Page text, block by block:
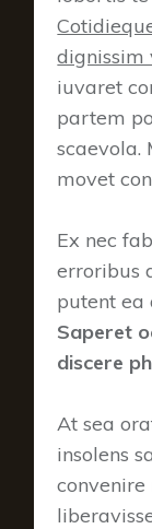
dignissim
iuvaret
partem
scaevola.
movet
Ex nec
erroribus
putent ea
Saperet
discere
At sea
insolens